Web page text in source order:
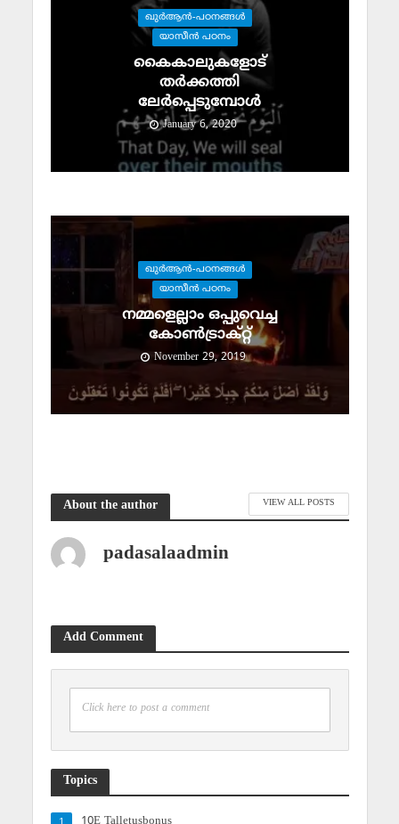
ഖുര്‍ആന്‍-പഠനങ്ങള്‍
യാസീന്‍ പഠനം
കൈകാലുകളോട്
തര്‍ക്കത്തി
ലേര്‍പ്പെടുമ്പോള്‍
January 6, 2020
ഖുര്‍ആന്‍-പഠനങ്ങള്‍
യാസീന്‍ പഠനം
നമ്മളെല്ലാം ഒപ്പുവെച്ച
കോണ്‍ട്രാക്റ്റ്
November 29, 2019
About the author VIEW ALL POSTS
padasalaadmin
Add Comment
Click here to post a comment
Topics